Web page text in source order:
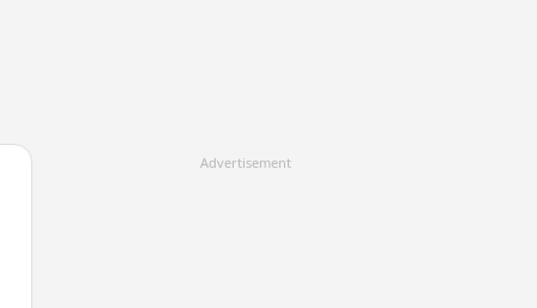
Advertisement